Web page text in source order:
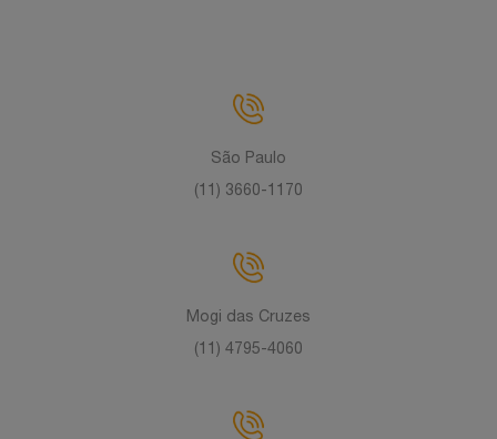
São Paulo
(11) 3660-1170
Mogi das Cruzes
(11) 4795-4060